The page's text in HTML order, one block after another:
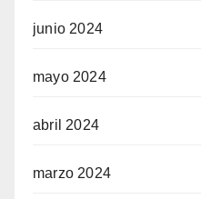
junio 2024
mayo 2024
abril 2024
marzo 2024